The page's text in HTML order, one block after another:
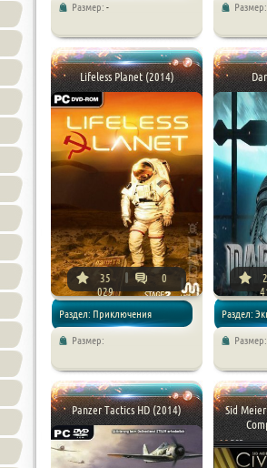
Размер: - Размер:
Lifeless Planet (2014)
35
029
0
Раздел: Приключения
Размер:
Раздел:
Размер:
Panzer Tactics HD (2014)
Sid